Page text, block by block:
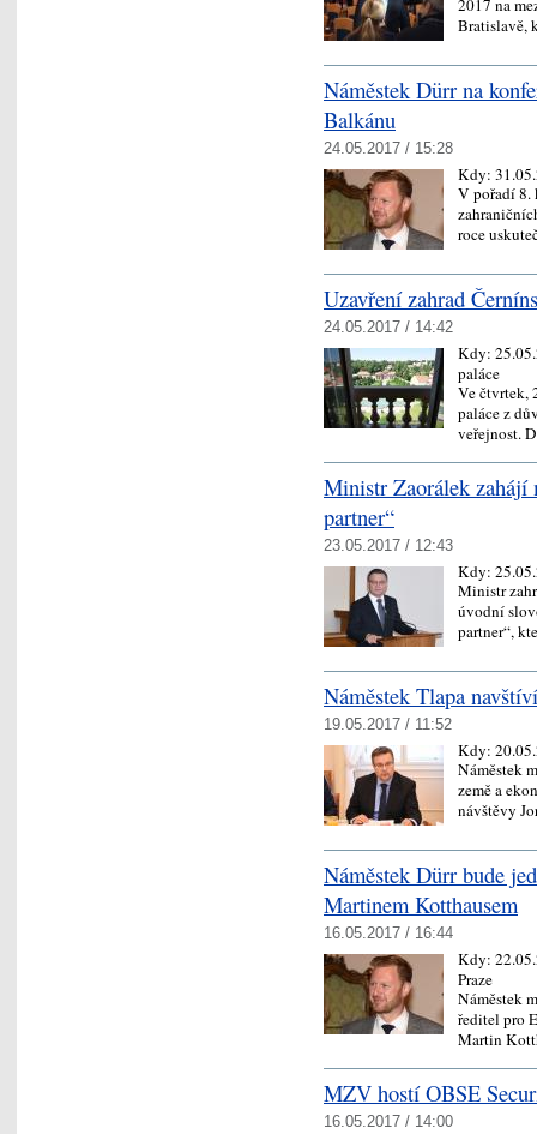
2017 na
Bratislavě,
Náměstek Dürr na
Balkánu
24.05.2017 / 15:28
Kdy:
V pořadí 8.
roce
Uzavření zahrad
24.05.2017 / 14:42
Kdy:
paláce
Ve čtvrtek,
paláce z
veřejnost.
Ministr Zaorálek zahájí
partner“
23.05.2017 / 12:43
Kdy:
Ministr
úvodní
partner“,
Náměstek Tlapa
19.05.2017 / 11:52
Kdy:
Náměstek
země a
návštěvy
Náměstek Dürr bude
Martinem Kotthausem
16.05.2017 / 16:44
Kdy:
Praze
Náměstek
ředitel pro
Martin
MZV hostí OBSE
16.05.2017 / 14:00